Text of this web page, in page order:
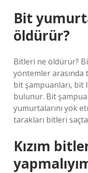
Bit
öldürür?
Bitleri ne öldürür?
yöntemler arasında
bit şampuanları, bit
bulunur. Bit
yumurtalarını yok
tarakları bitleri
Kızım